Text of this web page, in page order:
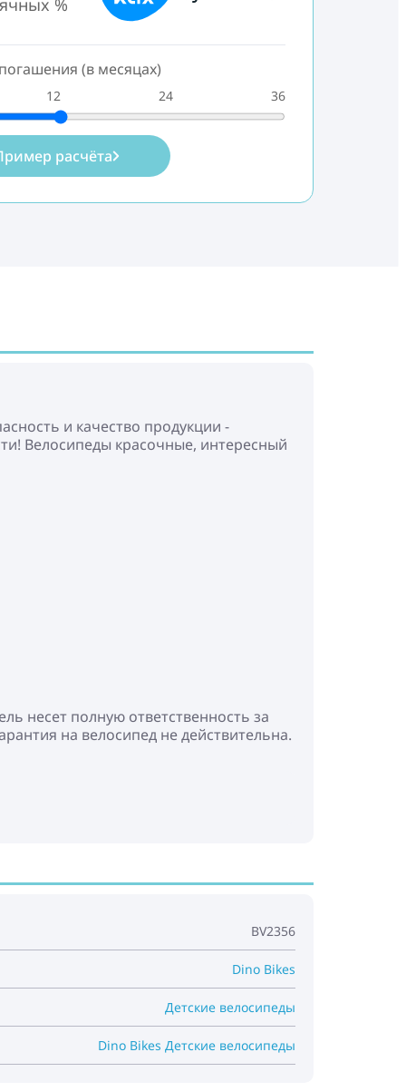
%
(в месяцах)
12 24 36
расчёта
и качество продукции -
Велосипеды красочные, интересный
несет полную ответственность за
на велосипед не действительна.
BV2356
Dino Bikes
Детские велосипеды
Dino Bikes Детские велосипеды